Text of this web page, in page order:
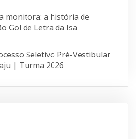
monitora: a história de
Gol de Letra da Isa
Seletivo Pré-Vestibular
| Turma 2026